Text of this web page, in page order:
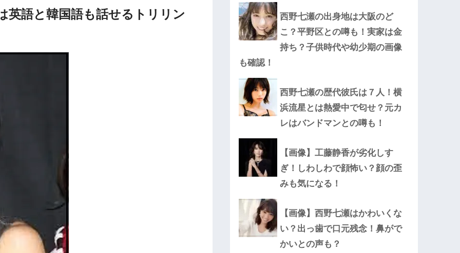
英語と韓国語も話せるトリリン
西野七瀬の出身地は大阪のど
こ？平野区との噂も！実家は金
持ち？子供時代や幼少期の画像
も確認！
西野七瀬の歴代彼氏は７人！横
浜流星とは熱愛中で匂せ？元カ
レはバンドマンとの噂も！
【画像】工藤静香が劣化しす
ぎ！しわしわで顔怖い？顔の歪
みも気になる！
【画像】西野七瀬はかわいくな
い？出っ歯で口元残念！鼻がで
かいとの声も？